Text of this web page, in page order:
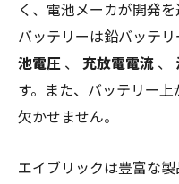
く、電池メーカが開発
バッテリーは鉛バッテ
池電圧 、 充放電電流 、
す。また、バッテリー
欠かせません。
エイブリックは豊富な